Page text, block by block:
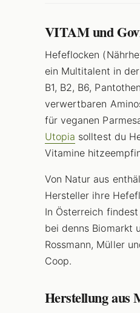
VITAM und
Hefeflocken
ein Multitalent in
B1, B2, B6,
verwertbaren
für veganen
Utopia solltest du
Vitamine
Von Natur aus
Hersteller ihre
In Österreich findest
bei denns Biomarkt
Rossmann, Müller
Coop.
Herstellung aus